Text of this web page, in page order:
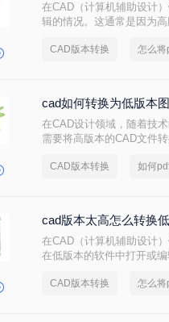
在CAD（计算机辅助设计
辑的情况。这通常是因为
版本呢？本文将介绍三种
CAD版本转换
cad如何转换为低版本
在CAD设计领域，随着技
需要将高版本的CAD文件
CAD版本转换 如何
cad版本太高怎么转换
在CAD（计算机辅助设计
在低版本的软件中打开或
CAD版本转换